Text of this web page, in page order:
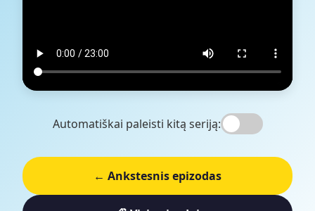
Automatiškai paleisti kitą seriją:
← Ankstesnis epizodas